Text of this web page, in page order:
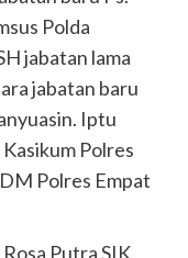
Polda
jabatan lama
jabatan baru
Iptu
Polres
Polres Empat
Putra SIK